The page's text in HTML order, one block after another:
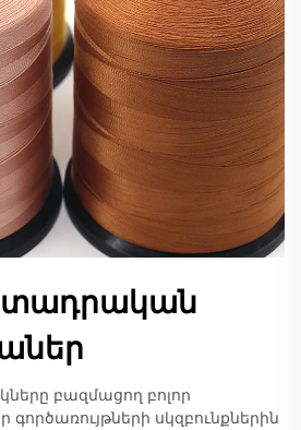
բազմացող բոլոր
սկզբունքներին